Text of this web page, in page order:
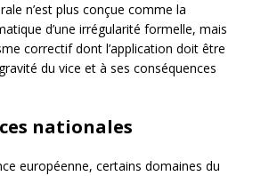
n’est plus conçue comme la
d’une irrégularité formelle, mais
correctif dont l’application doit être
du vice et à ses conséquences
nationales
européenne, certains domaines du